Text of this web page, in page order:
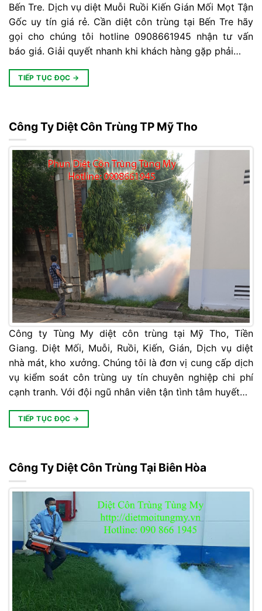
Bến Tre. Dịch vụ diệt Muỗi Ruồi Kiến Gián Mối Mọt Tận
Gốc uy tín giá rẻ. Cần diệt côn trùng tại Bến Tre hãy
gọi cho chúng tôi hotline 0908661945 nhận tư vấn
báo giá. Giải quyết nhanh khi khách hàng gặp phải…
TIẾP TỤC ĐỌC →
Công Ty Diệt Côn Trùng TP Mỹ Tho
Công ty Tùng My diệt côn trùng tại Mỹ Tho, Tiền
Giang. Diệt Mối, Muỗi, Ruồi, Kiến, Gián, Dịch vụ diệt
nhà mát, kho xưởng. Chúng tôi là đơn vị cung cấp dịch
vụ kiểm soát côn trùng uy tín chuyên nghiệp chi phí
cạnh tranh. Với đội ngũ nhân viên tận tình tâm huyết…
TIẾP TỤC ĐỌC →
Công Ty Diệt Côn Trùng Tại Biên Hòa